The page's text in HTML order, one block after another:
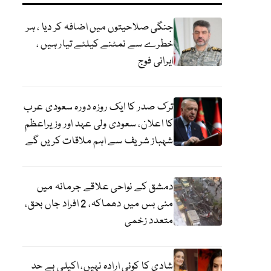
جنگی صلاحیتوں میں اضافہ کر دیا ، ہر
خطرے سے نمٹنے کیلئے تیار ہیں ،
ایرانی فوج
ترک صدر کا ایک روزہ دورہ سعودی عرب
کا اعلان، سعودی ولی عہد اور وزیراعظم
شہباز شریف سے اہم ملاقات کریں گے
دمشق کے نواحی علاقے جرمانہ میں
منی بس میں دھماکہ، 2 افراد جاں بحق،
متعدد زخمی
شادی کا کوئی ارادہ نہیں، اکیلی بے حد